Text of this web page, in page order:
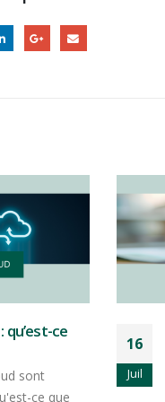
besoins
: le
de digitaliser
29
Juin